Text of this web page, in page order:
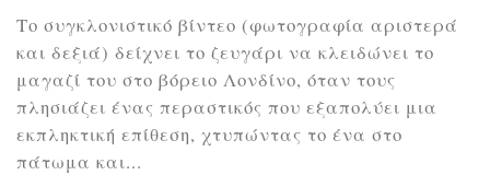
Το συγκλονιστικό βίντεο (φωτογραφία αριστερά
και δεξιά) δείχνει το ζευγάρι να κλειδώνει το
μαγαζί του στο βόρειο Λονδίνο, όταν τους
πλησιάζει ένας περαστικός που εξαπολύει μια
εκπληκτική επίθεση, χτυπώντας το ένα στο
πάτωμα και...